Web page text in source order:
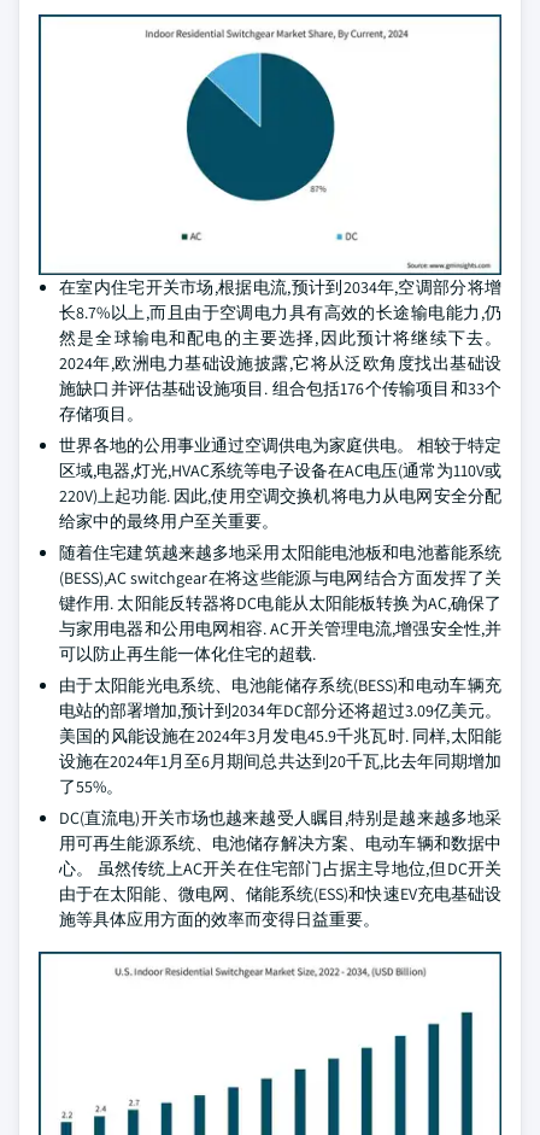
在室内住宅开关市场,根据电流,预计到2034年,空调部分将增
长8.7%以上,而且由于空调电力具有高效的长途输电能力,仍
然是全球输电和配电的主要选择,因此预计将继续下去。
2024年,欧洲电力基础设施披露,它将从泛欧角度找出基础设
施缺口并评估基础设施项目. 组合包括176个传输项目和33个
存储项目。
世界各地的公用事业通过空调供电为家庭供电。 相较于特定
区域,电器,灯光,HVAC系统等电子设备在AC电压(通常为110V或
220V)上起功能. 因此,使用空调交换机将电力从电网安全分配
给家中的最终用户至关重要。
随着住宅建筑越来越多地采用太阳能电池板和电池蓄能系统
(BESS),AC switchgear在将这些能源与电网结合方面发挥了关
键作用. 太阳能反转器将DC电能从太阳能板转换为AC,确保了
与家用电器和公用电网相容. AC开关管理电流,增强安全性,并
可以防止再生能一体化住宅的超载.
由于太阳能光电系统、电池能储存系统(BESS)和电动车辆充
电站的部署增加,预计到2034年DC部分还将超过3.09亿美元。
美国的风能设施在2024年3月发电45.9千兆瓦时. 同样,太阳能
设施在2024年1月至6月期间总共达到20千瓦,比去年同期增加
了55%。
DC(直流电)开关市场也越来越受人瞩目,特别是越来越多地采
用可再生能源系统、电池储存解决方案、电动车辆和数据中
心。 虽然传统上AC开关在住宅部门占据主导地位,但DC开关
由于在太阳能、微电网、储能系统(ESS)和快速EV充电基础设
施等具体应用方面的效率而变得日益重要。